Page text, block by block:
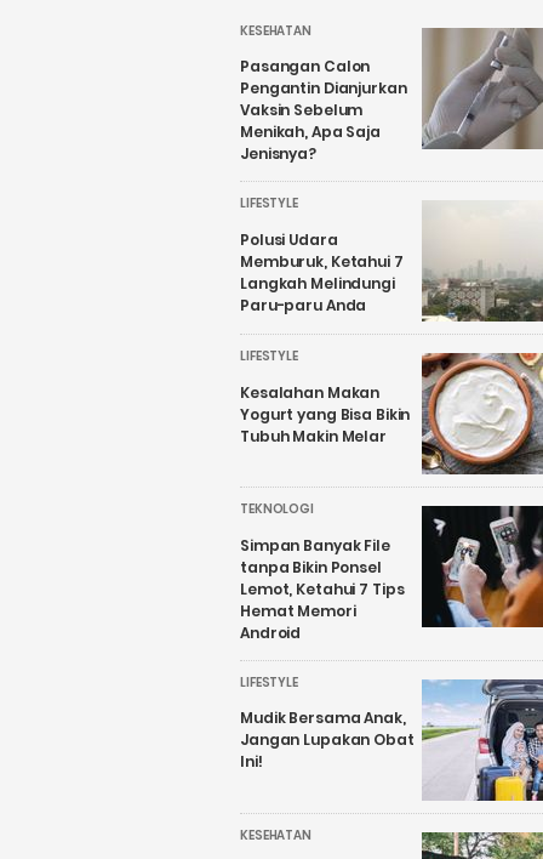
KESEHATAN
Pasangan Calon
Pengantin Dianjurkan
Vaksin Sebelum
Menikah, Apa Saja
Jenisnya?
LIFESTYLE
Polusi Udara
Memburuk, Ketahui 7
Langkah Melindungi
Paru-paru Anda
LIFESTYLE
Kesalahan Makan
Yogurt yang Bisa Bikin
Tubuh Makin Melar
TEKNOLOGI
Simpan Banyak File
tanpa Bikin Ponsel
Lemot, Ketahui 7 Tips
Hemat Memori
Android
LIFESTYLE
Mudik Bersama Anak,
Jangan Lupakan Obat
Ini!
KESEHATAN